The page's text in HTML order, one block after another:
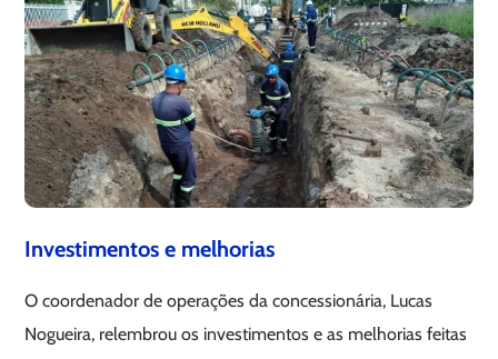
Investimentos e melhorias
O coordenador de operações da concessionária, Lucas
Nogueira, relembrou os investimentos e as melhorias feitas